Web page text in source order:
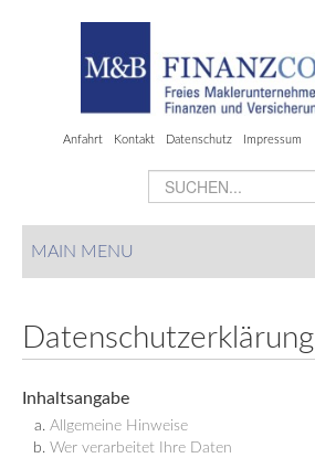
Anfahrt Kontakt Datenschutz Impressum
MAIN MENU
Datenschutzerklärung
Inhaltsangabe
Allgemeine Hinweise
Wer verarbeitet Ihre Daten